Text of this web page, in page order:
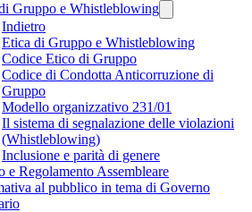
Gruppo e Whistleblowing
Indietro
Etica di Gruppo e Whistleblowing
Codice Etico di Gruppo
Codice di Condotta Anticorruzione di
Gruppo
Modello organizzativo 231/01
Il sistema di segnalazione delle violazioni
(Whistleblowing)
Inclusione e parità di genere
e Regolamento Assembleare
al pubblico in tema di Governo